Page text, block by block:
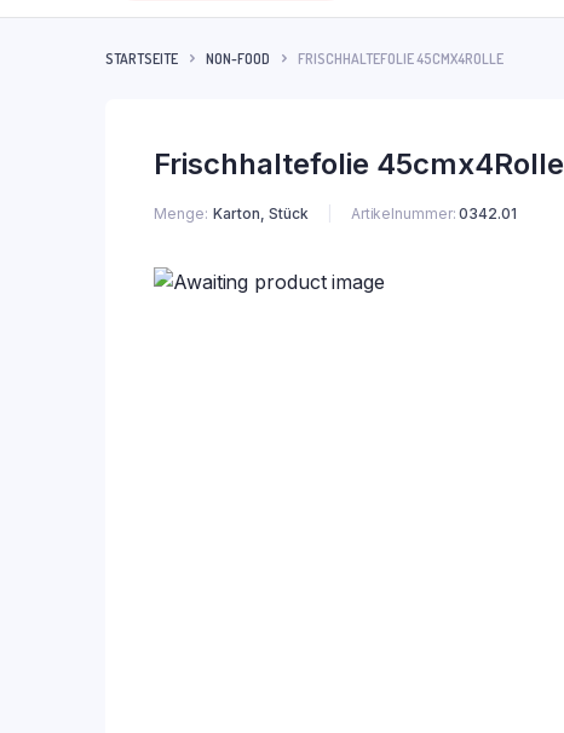
STARTSEITE NON-FOOD FRISCHHALTEFOLIE 45CMX4ROLLE
Frischhaltefolie 45cmx4Rolle
Menge Karton, Stück Artikelnummer: 0342.01